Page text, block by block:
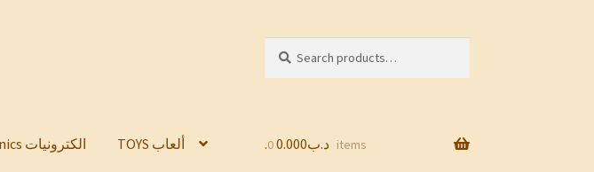
for:
Electronics الكترونيات TOYS ألعاب .د.ب0.000 0 items